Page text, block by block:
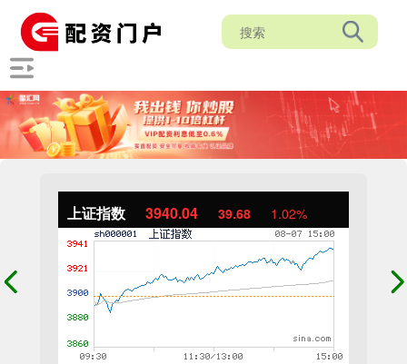
上证指数 3940.04 39.68 1.02%